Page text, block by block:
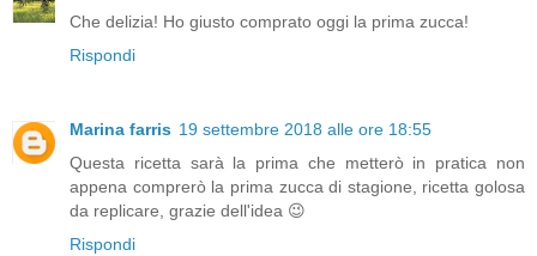
Che delizia! Ho giusto comprato oggi la prima zucca!
Rispondi
Marina farris 19 settembre 2018 alle ore 18:55
Questa ricetta sarà la prima che metterò in pratica non
appena comprerò la prima zucca di stagione, ricetta golosa
da replicare, grazie dell'idea 😉
Rispondi